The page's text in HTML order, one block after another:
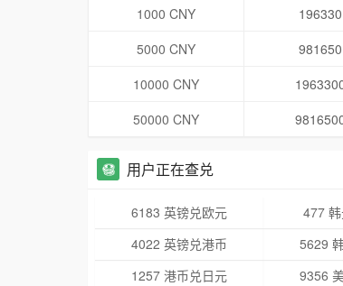
1000 CNY
5000 CNY
10000 CNY
50000 CNY
用户正在查兑
6183 英镑兑欧元 477
4022 英镑兑港币
5629
1257 港币兑日元
9356